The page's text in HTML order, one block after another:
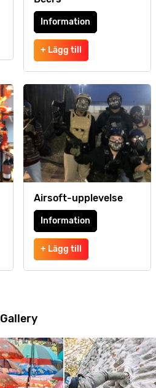
Information
+ Lägg till
Airsoft-upplevelse
Information
+ Lägg till
Gallery